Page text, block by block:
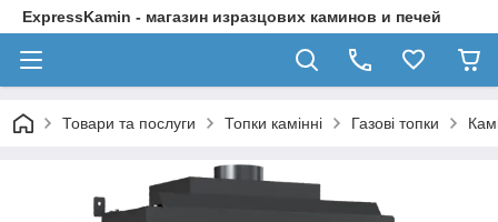
ExpressKamin - магазин изразцових каминов и печей
Товари та послуги Топки камінні Газові топки